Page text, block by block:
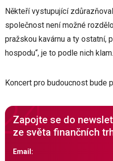
Někteří vystupující
společnost není možné
pražskou kavárnu a ty ostatní,
hospodu“, je to podle nich klam.
Koncert pro budoucnost bude
Zapojte se do
ze světa finančních
Email: